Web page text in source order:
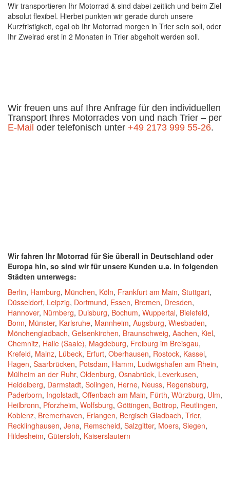
Wir transportieren Ihr Motorrad & sind dabei zeitlich und beim Ziel
absolut flexibel. Hierbei punkten wir gerade durch unsere
Kurzfristigkeit, egal ob Ihr Motorrad morgen in Trier sein soll, oder
Ihr Zweirad erst in 2 Monaten in Trier abgeholt werden soll.
Wir freuen uns auf Ihre Anfrage für den individuellen
Transport Ihres Motorrades von und nach Trier – per
E-Mail oder telefonisch unter +49 2173 999 55-26.
Wir fahren Ihr Motorrad für Sie überall in Deutschland oder
Europa hin, so sind wir für unsere Kunden u.a. in folgenden
Städten unterwegs:
Berlin, Hamburg, München, Köln, Frankfurt am Main, Stuttgart,
Düsseldorf, Leipzig, Dortmund, Essen, Bremen, Dresden,
Hannover, Nürnberg, Duisburg, Bochum, Wuppertal, Bielefeld,
Bonn, Münster, Karlsruhe, Mannheim, Augsburg, Wiesbaden,
Mönchengladbach, Gelsenkirchen, Braunschweig, Aachen, Kiel,
Chemnitz, Halle (Saale), Magdeburg, Freiburg im Breisgau,
Krefeld, Mainz, Lübeck, Erfurt, Oberhausen, Rostock, Kassel,
Hagen, Saarbrücken, Potsdam, Hamm, Ludwigshafen am Rhein,
Mülheim an der Ruhr, Oldenburg, Osnabrück, Leverkusen,
Heidelberg, Darmstadt, Solingen, Herne, Neuss, Regensburg,
Paderborn, Ingolstadt, Offenbach am Main, Fürth, Würzburg, Ulm,
Heilbronn, Pforzheim, Wolfsburg, Göttingen, Bottrop, Reutlingen,
Koblenz, Bremerhaven, Erlangen, Bergisch Gladbach, Trier,
Recklinghausen, Jena, Remscheid, Salzgitter, Moers, Siegen,
Hildesheim, Gütersloh, Kaiserslautern